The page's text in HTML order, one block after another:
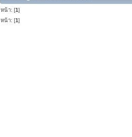
หน้า: [1]
หน้า: [1]